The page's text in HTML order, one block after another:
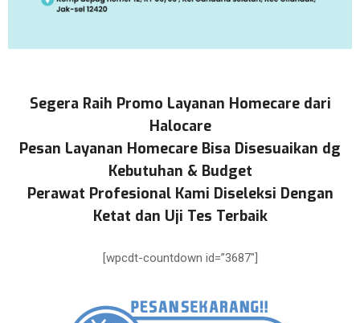
Segera Raih Promo Layanan Homecare dari
Halocare
Pesan Layanan Homecare Bisa Disesuaikan dg
Kebutuhan & Budget
Perawat Profesional Kami Diseleksi Dengan
Ketat dan Uji Tes Terbaik
[wpcdt-countdown id=”3687″]